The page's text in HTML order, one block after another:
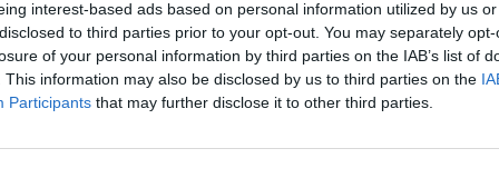
interest-based ads based on personal information utilized by us
to third parties prior to your opt-out. You may separately
of your personal information by third parties on the IAB’s list of
This information may also be disclosed by us to third parties on the
Participants that may further disclose it to other third parties.
LNB
Cholet
München - Telekom
Baskets Bonn
12:40Tenisas
14:40 Lengvoji atletika
19:00Moterų rankinio
10:30
Vokietijos BBL
krepšinio lyga.
Pusfinalis. Trečiosios
rungtynės. Bamberg
Baskets - Alba Berlin